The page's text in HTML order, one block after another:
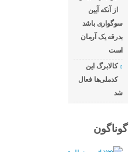
از آنکه آیین
سوگواری باشد
بدرقه یک آرمان
است
کالابرگ این
کدملی‌ها فعال
شد
گوناگون